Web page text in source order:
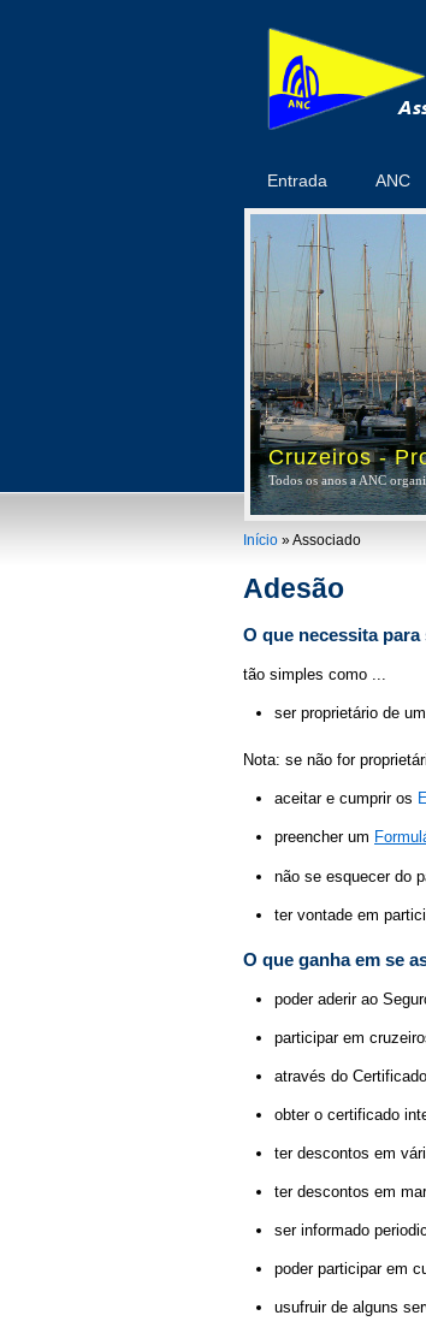
Entrada ANC
Cruzeiros -
Todos os anos a ANC
You are here
Início » Associado
Adesão
O que necessita para
tão simples como ...
ser proprietário de
Nota: se não for
aceitar e cumprir os
preencher um
não se esquecer do
ter vontade em
O que ganha em se
poder aderir ao
participar em
através do
obter o certificado
ter descontos em
ter descontos em
ser informado
poder participar em
usufruir de alguns